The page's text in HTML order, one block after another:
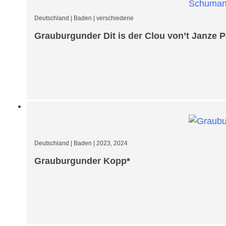
Deutschland | Baden | verschiedene
Grauburgunder Dit is der Clou von’t Janze
Deutschland Baden 2023, 2024
Grauburgunder Kopp*